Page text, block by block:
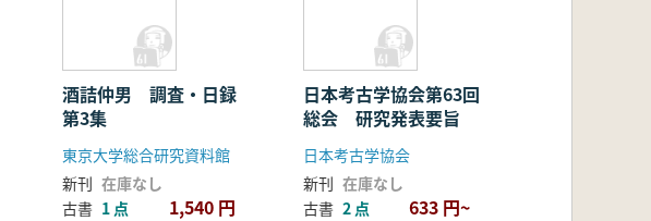
酒詰仲男 調査・日録
第3集
東京大学総合研究資料館
新刊 在庫なし
古書 1 点 1,540 円
日本考古学協会第63回
総会 研究発表要旨
日本考古学協会
新刊 在庫なし
古書 2 点 633 円~